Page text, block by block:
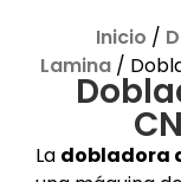
Inicio /
Lamina /
La dobladora